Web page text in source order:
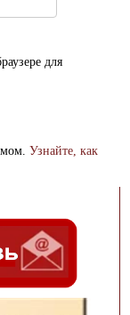
для
Узнайте, как